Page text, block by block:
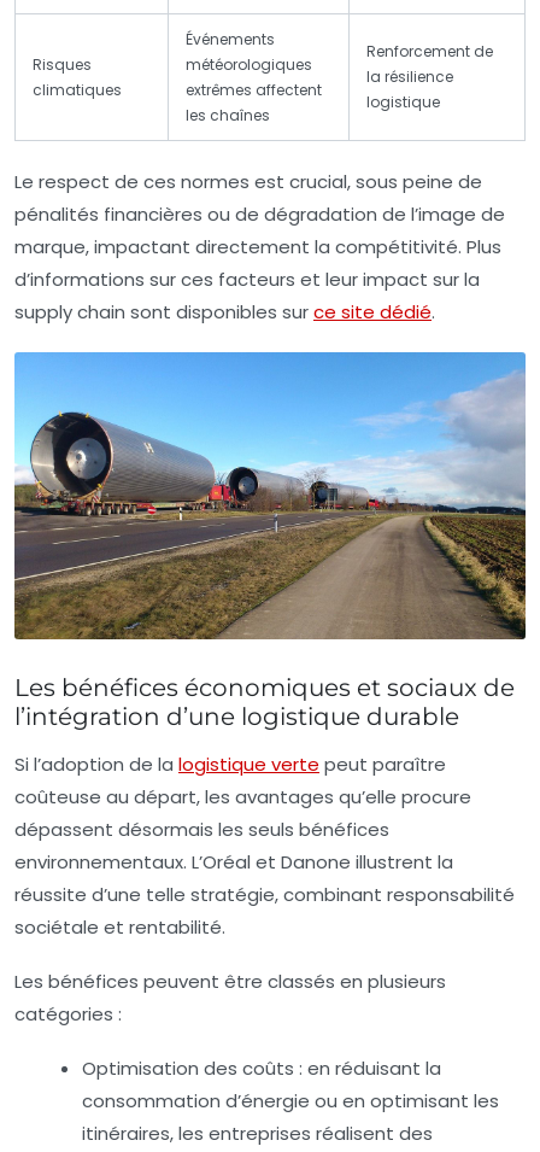
Risques
climatiques
Événements
météorologiques
extrêmes affectent
les chaînes
Renforcement de
la résilience
logistique
Le respect de ces normes est crucial, sous peine de
pénalités financières ou de dégradation de l’image de
marque, impactant directement la compétitivité. Plus
d’informations sur ces facteurs et leur impact sur la
supply chain sont disponibles surce site dédié.
Les bénéfices économiques et sociaux de
l’intégration d’une logistique durable
Si l’adoption de la logistique verte peut paraître
coûteuse au départ, les avantages qu’elle procure
dépassent désormais les seuls bénéfices
environnementaux. L’Oréal et Danone illustrent la
réussite d’une telle stratégie, combinant responsabilité
sociétale et rentabilité.
Les bénéfices peuvent être classés en plusieurs
catégories :
Optimisation des coûts : en réduisant la
consommation d’énergie ou en optimisant les
itinéraires, les entreprises réalisent des